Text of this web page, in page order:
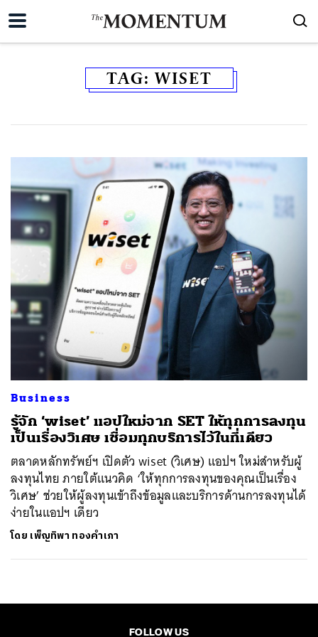
TAG:WISET
Business
รู้จัก ‘wiset’ แอปใหม่จาก SET ให้ทุกการลงทุน
เป็นเรื่องวิเศษ เชื่อมทุกบริการไว้ในที่เดียว
ตลาดหลักทรัพย์ฯ เปิดตัว wiset (วิเศษ) แอปฯ ใหม่สำหรับผู้
ลงทุนไทย ภายใต้แนวคิด ‘ให้ทุกการลงทุนของคุณเป็นเรื่อง
วิเศษ’ ช่วยให้ผู้ลงทุนเข้าถึงข้อมูลและบริการด้านการลงทุนได้
ง่ายในแอปฯ เดียว
โดย เพ็ญทิพา ทองคำเภา
FOLLOW US
SHARE TWEET LINE EMAIL